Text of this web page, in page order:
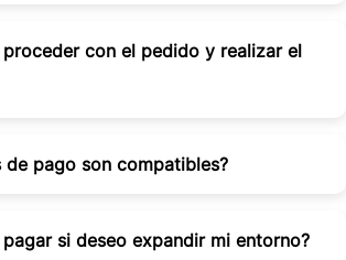
con el pedido y realizar el
de pago son compatibles?
si deseo expandir mi entorno?